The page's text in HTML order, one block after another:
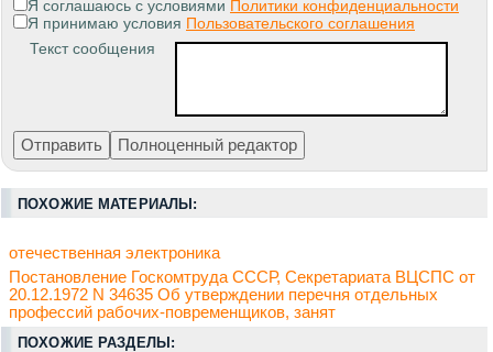
Я соглашаюсь с условиями Политики конфиденциальности
Я принимаю условия Пользовательского соглашения
Текст сообщения
ПОХОЖИЕ МАТЕРИАЛЫ:
отечественная электроника
Постановление Госкомтруда СССР, Секретариата ВЦСПС от
20.12.1972 N 34635 Об утверждении перечня отдельных
профессий рабочих-повременщиков, занят
ПОХОЖИЕ РАЗДЕЛЫ: